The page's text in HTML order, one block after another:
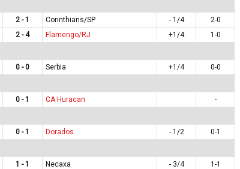
2 - 1 Corinthians/SP - 1/4
2-0
2 - 4 Flamengo/RJ +1/4
1-0
0 - 0 Serbia +1/4
0-0
0 - 1 CA Huracan
-
0 - 1 Dorados - 1/2
0-1
1 - 1 Necaxa - 3/4
1-1